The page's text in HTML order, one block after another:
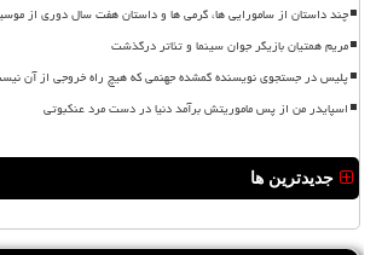
چند داستان از سامورایی ها، گرمی ها و داستان هفت سال دوری از
مریم همتیان بازیگر جوان سینما و تئاتر درگذشت
پلیس در جستجوی نویسنده گمشده جهنمی که هیچ راه خروجی از آن
اسپایدر من از پس ماموریتش برآمد دنیا در دست مرد عنکبوتی
جدیدترین ها